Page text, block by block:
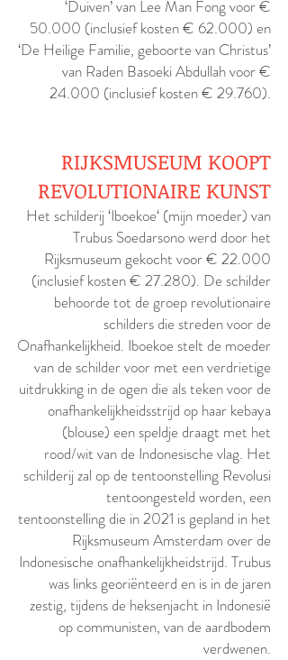
‘Duiven’ van Lee Man Fong voor €
50.000 (inclusief kosten € 62.000) en
‘De Heilige Familie, geboorte van Christus’
van Raden Basoeki Abdullah voor €
24.000 (inclusief kosten € 29.760).
RIJKSMUSEUM KOOPT
REVOLUTIONAIRE KUNST
Het schilderij ‘Iboekoe‘ (mijn moeder) van
Trubus Soedarsono werd door het
Rijksmuseum gekocht voor € 22.000
(inclusief kosten € 27.280). De schilder
behoorde tot de groep revolutionaire
schilders die streden voor de
Onafhankelijkheid. Iboekoe stelt de moeder
van de schilder voor met een verdrietige
uitdrukking in de ogen die als teken voor de
onafhankelijkheidsstrijd op haar kebaya
(blouse) een speldje draagt met het
rood/wit van de Indonesische vlag. Het
schilderij zal op de tentoonstelling Revolusi
tentoongesteld worden, een
tentoonstelling die in 2021 is gepland in het
Rijksmuseum Amsterdam over de
Indonesische onafhankelijkheidstrijd. Trubus
was links georiënteerd en is in de jaren
zestig, tijdens de heksenjacht in Indonesië
op communisten, van de aardbodem
verdwenen.